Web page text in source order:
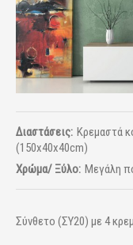
Διαστάσεις: Κρεμαστά
(150x40x40cm)
Χρώμα/ Ξύλο: Μεγάλη
Σύνθετο (ΣΥ20) με 4